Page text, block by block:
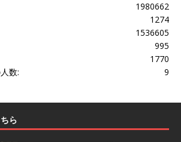
1980662
1274
1536605
995
1770
9
数:
ら